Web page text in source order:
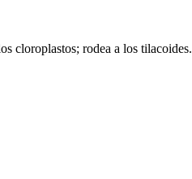
cloroplastos; rodea a los tilacoides.